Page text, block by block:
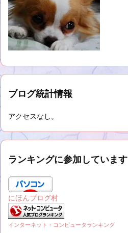
ブログ統計情報
アクセスなし。
ランキングに参加しています
にほんブログ村
インターネット・コンピュータランキング